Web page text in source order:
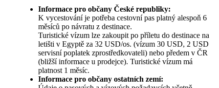
Informace pro občany České republiky:
K vycestování je potřeba cestovní pas platný alespoň 6
měsíců po návratu z destinace.
Turistické vízum lze zakoupit po příletu do destinace na
letišti v Egyptě za 32 USD/os. (vízum 30 USD, 2 USD
servisní poplatek zprostředkovateli) nebo předem v ČR
(bližší informace u prodejce). Turistické vízum má
platnost 1 měsíc.
Informace pro občany ostatních zemí: